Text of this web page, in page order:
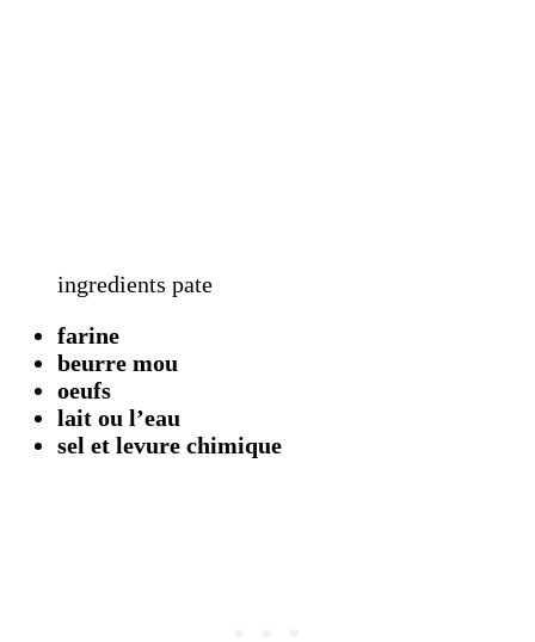
ingredients pate
farine
beurre mou
oeufs
lait ou l’eau
sel et levure chimique